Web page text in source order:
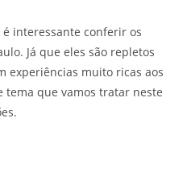
é interessante conferir os
Já que eles são repletos
experiências muito ricas aos
tema que vamos tratar neste